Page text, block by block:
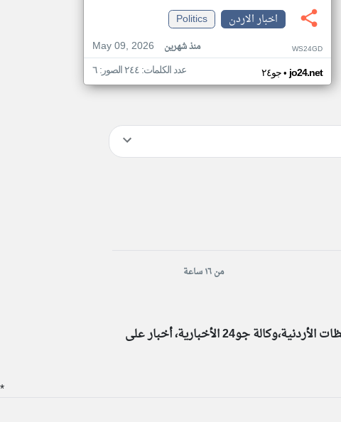
اخبار الاردن
Politics
May 09, 2026
منذ شهرين WS24GD
جو٢٤•jo24.net عدد الكلمات: ٢٤٤ الصور: ٦
من ١٦ ساعة
جو٢٤, أخبار الأردن اليومية في موقع جو24 الألكتروني،أخبار المحافظات اليومية،خبر عاجل من عمان و المحافظات الأردنية،وكالة جو24 الأخبارية، أخبار على
*